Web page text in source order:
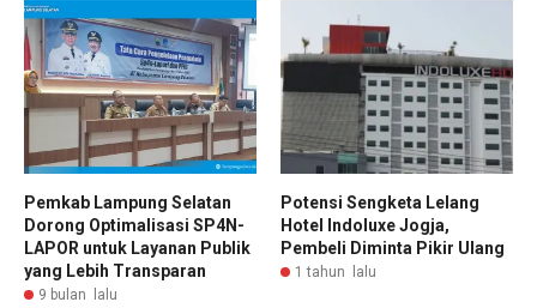
Pemkab Lampung Selatan
Dorong Optimalisasi SP4N-
LAPOR untuk Layanan Publik
yang Lebih Transparan
9 bulan lalu
Potensi Sengketa Lelang
Hotel Indoluxe Jogja,
Pembeli Diminta Pikir Ulang
1 tahun lalu